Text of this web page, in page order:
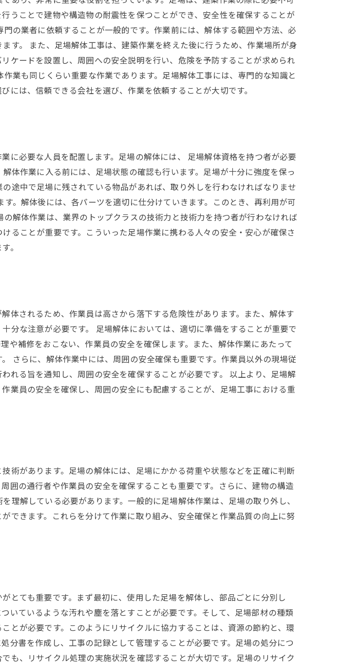
うことで建物や構造物の耐震性を保つことができ、安全性を確保することが
の業者に依頼することが一般的です。作業前には、解体する範囲や方法、必
す。 また、足場解体工事は、建築作業を終えた後に行うため、作業場所が身
ケードを設置し、周囲への安全説明を行い、危険を予防することが求められ
業も同じくらい重要な作業であります。足場解体工事には、専門的な知識と
は、信頼できる会社を選び、作業を依頼することが大切です。
に必要な人員を配置します。足場の解体には、 足場解体資格を持つ者が必要
体作業に入る前には、足場状態の確認も行います。足場が十分に強度を保っ
途中で足場に残されている物品があれば、取り外しを行わなければなりませ
。解体後には、各パーツを適切に仕分けていきます。このとき、再利用が可
解体作業は、業界のトップクラスの技術力と技術力を持つ者が行わなければ
ることが重要です。こういった足場作業に携わる人々の安全・安心が確保さ
。
体されるため、作業員は高さから落下する危険性があります。また、解体す
分な注意が必要です。 足場解体においては、適切に準備をすることが重要で
や補修をおこない、作業員の安全を確保します。また、解体作業にあたって
さらに、解体作業中には、周囲の安全確保も重要です。作業員以外の現場従
れる旨を通知し、周囲の安全を確保することが必要です。 以上より、足場解
業員の安全を確保し、周囲の安全にも配慮することが、足場工事における重
術があります。足場の解体には、足場にかかる荷重や状態などを正確に判断
囲の通行者や作業員の安全を確保することも重要です。さらに、建物の構造
解している必要があります。一般的に足場解体作業は、足場の取り外し、
できます。これらを分けて作業に取り組み、安全確保と作業品質の向上に努
とても重要です。まず最初に、使用した足場を解体し、部品ごとに分別し
いているような汚れや塵を落とすことが必要です。そして、足場部材の種類
とが必要です。このようにリサイクルに協力することは、資源の節約と、環
分書を作成し、工事の記録として管理することが必要です。足場の処分につ
も、リサイクル処理の実施状況を確認することが大切です。足場のリサイク